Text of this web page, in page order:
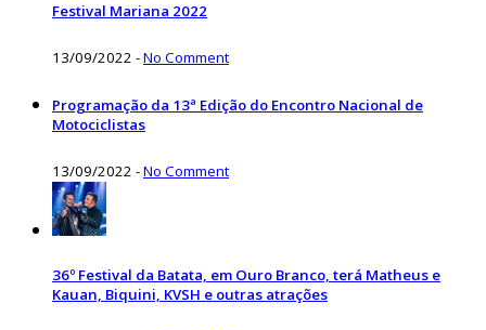
Festival Mariana 2022
13/09/2022 -No Comment
Programação da 13ª Edição do Encontro Nacional de
Motociclistas
13/09/2022 -No Comment
36º Festival da Batata, em Ouro Branco, terá Matheus e
Kauan, Biquini, KVSH e outras atrações